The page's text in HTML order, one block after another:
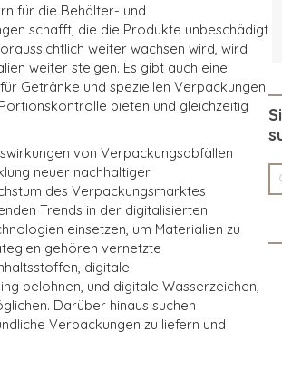
für die Behälter- und
schafft, die die Produkte unbeschädigt
weiter wachsen wird, wird
weiter steigen. Es gibt auch eine
Getränke und speziellen Verpackungen
bieten und gleichzeitig
von Verpackungsabfällen
neuer nachhaltiger
des Verpackungsmarktes
Trends in der digitalisierten
einsetzen, um Materialien zu
gehören vernetzte
digitale
belohnen, und digitale Wasserzeichen,
Darüber hinaus suchen
Verpackungen zu liefern und